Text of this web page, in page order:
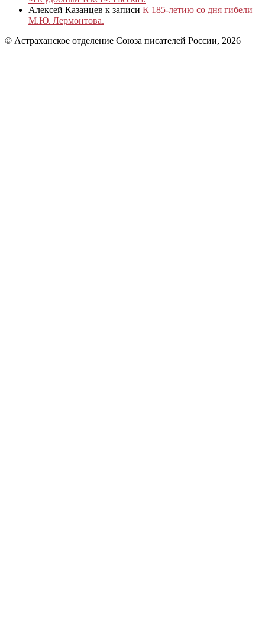
Алексей Казанцев к записи К 185‑летию со дня гибели
М.Ю. Лермонтова.
© Астраханское отделение Союза писателей России, 2026